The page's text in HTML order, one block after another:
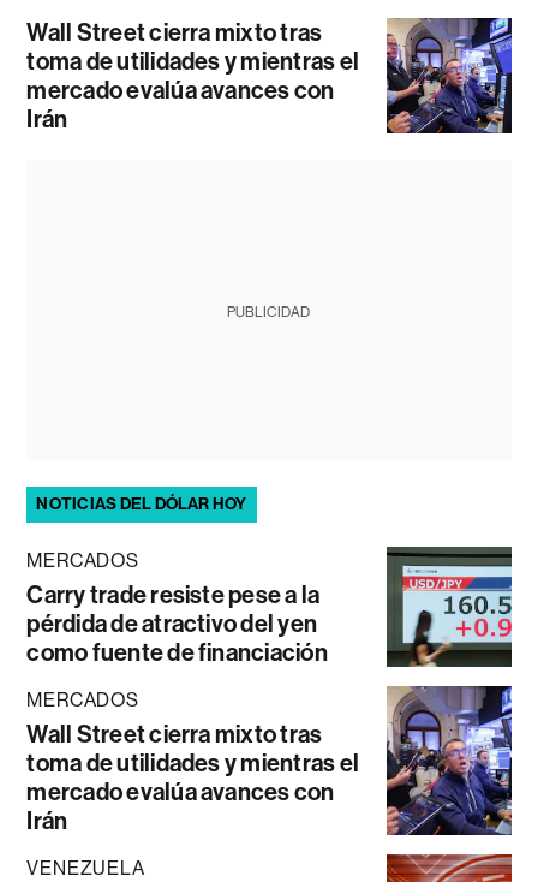
Wall Street cierra mixto tras
toma de utilidades y mientras el
mercado evalúa avances con
Irán
PUBLICIDAD
NOTICIAS DEL DÓLAR HOY
MERCADOS
Carry trade resiste pese a la
pérdida de atractivo del yen
como fuente de financiación
MERCADOS
Wall Street cierra mixto tras
toma de utilidades y mientras el
mercado evalúa avances con
Irán
VENEZUELA